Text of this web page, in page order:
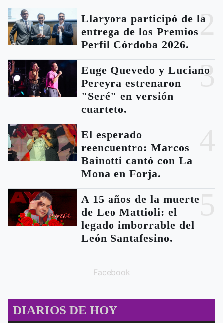
2
Llaryora participó de la
entrega de los Premios
Perfil Córdoba 2026.
3
Euge Quevedo y Luciano
Pereyra estrenaron
"Seré" en versión
cuarteto.
El esperado
reencuentro: Marcos
Bainotti cantó con La
Mona en Forja.
A 15 años de la muerte
de Leo Mattioli: el
legado imborrable del
León Santafesino.
Facebook
DIARIOS DE HOY